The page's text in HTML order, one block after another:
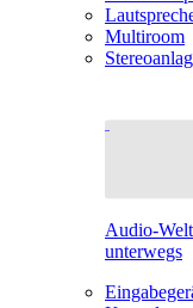
Multiroom
Audio-
unterwegs